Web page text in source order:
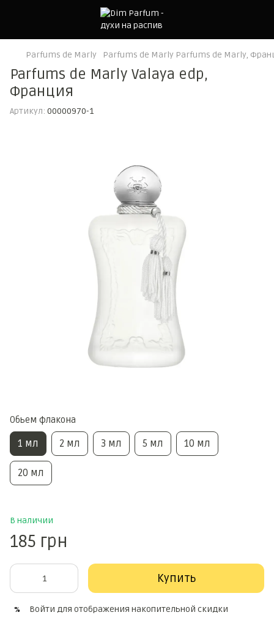
Parfums de Marly Parfums de Marly Parfums de Marly,
Parfums de Marly Valaya edp,
Франция
Артикул: 00000970-1
Обьем флакона
1 мл 2 мл 3 мл 5 мл 10 мл
20 мл
В наличии
185 грн
Купить
% Войти для отображения накопительной скидки